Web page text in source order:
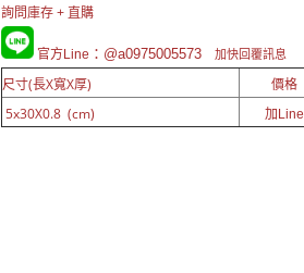
詢問庫存 + 直購
官方Line ：@a0975005573 加快回覆訊息
尺寸(長X寬X厚)
價格
5x30X0.8 (cm)
加Line